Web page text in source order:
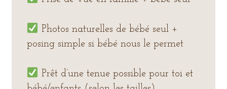
Photos naturelles de bébé seul +
posing simple si bébé nous le permet
Prêt d’une tenue possible pour toi et